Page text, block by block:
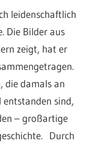
leidenschaftlich
Die Bilder aus
zeigt, hat er
die damals an
sind,
– großartige
Durch